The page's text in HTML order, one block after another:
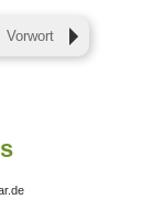
Vorwort